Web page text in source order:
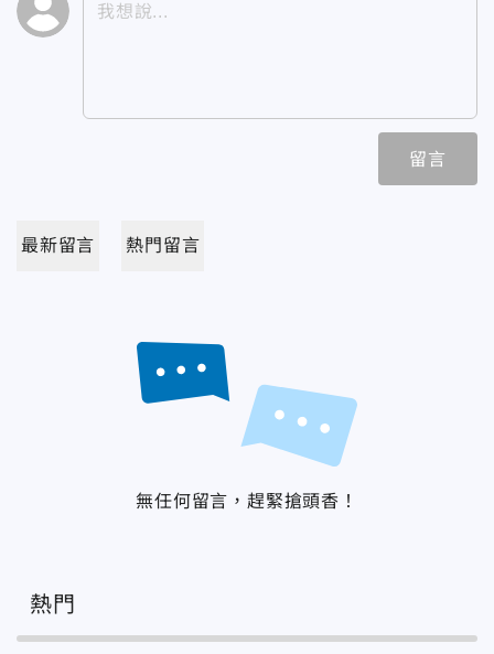
留言
最新留言 熱門留言
無任何留言，趕緊搶頭香！
熱門